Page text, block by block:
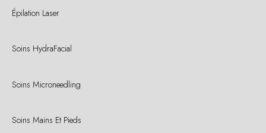
Épilation Laser
Soins HydraFacial
Soins Microneedling
Soins Mains Et Pieds